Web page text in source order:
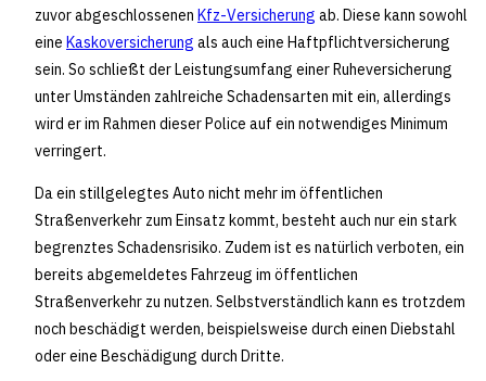
zuvor abgeschlossenen Kfz-Versicherung ab. Diese kann sowohl
eine Kaskoversicherung als auch eine Haftpflichtversicherung
sein. So schließt der Leistungsumfang einer Ruheversicherung
unter Umständen zahlreiche Schadensarten mit ein, allerdings
wird er im Rahmen dieser Police auf ein notwendiges Minimum
verringert.
Da ein stillgelegtes Auto nicht mehr im öffentlichen
Straßenverkehr zum Einsatz kommt, besteht auch nur ein stark
begrenztes Schadensrisiko. Zudem ist es natürlich verboten, ein
bereits abgemeldetes Fahrzeug im öffentlichen
Straßenverkehr zu nutzen. Selbstverständlich kann es trotzdem
noch beschädigt werden, beispielsweise durch einen Diebstahl
oder eine Beschädigung durch Dritte.